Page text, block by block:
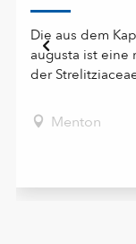
Die aus dem
augusta ist eine
der
Menton